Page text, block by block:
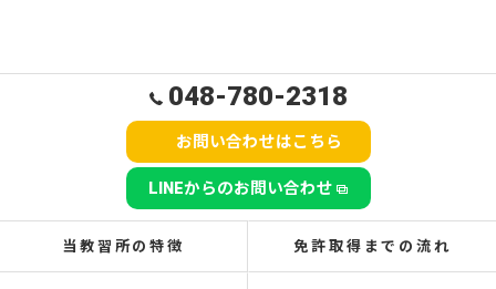
048-780-2318
お問い合わせはこちら
LINEからのお問い合わせ
当教習所の特徴 免許取得までの流れ